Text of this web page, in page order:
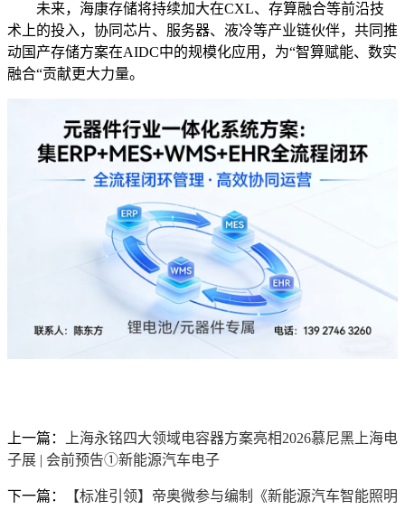
未来，海康存储将持续加大在CXL、存算融合等前沿技
术上的投入，协同芯片、服务器、液冷等产业链伙伴，共同推
动国产存储方案在AIDC中的规模化应用，为“智算赋能、数实
融合“贡献更大力量。
上一篇：
上海永铭四大领域电容器方案亮相2026慕尼黑上海电
子展 | 会前预告①新能源汽车电子
下一篇： 【标准引领】帝奥微参与编制《新能源汽车智能照明